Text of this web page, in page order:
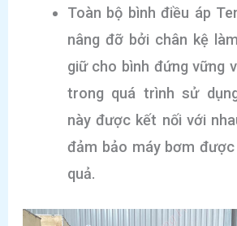
Toàn bộ bình điều áp
nâng đỡ bởi chân kệ
giữ cho bình đứng vững
trong quá trình sử
này được kết nối với
đảm bảo máy bơm
quả.